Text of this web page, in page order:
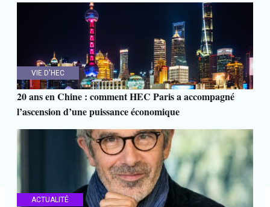
VIE D'HEC
20 ans en Chine : comment HEC Paris a accompagné
l’ascension d’une puissance économique
ACTUALITÉ